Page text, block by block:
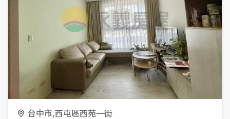
台中市,西屯區西苑一街